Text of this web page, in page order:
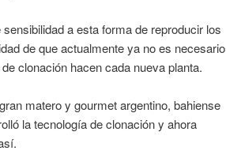
a esta forma de reproducir los
de que actualmente ya no es necesario
clonación hacen cada nueva planta.
matero y gourmet argentino, bahiense
la tecnología de clonación y ahora